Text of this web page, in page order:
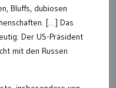
Bluffs, dubiosen
[…] Das
Der US-Präsident
mit den Russen